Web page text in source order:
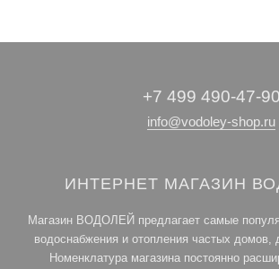
+7 499 490-47-90
info@vodoley-shop.ru
ИНТЕРНЕТ МАГАЗИН
Магазин ВОДОЛЕЙ предлагает самые
водоснабжения и отопления частых домов,
Номенклатура магазина постоянно